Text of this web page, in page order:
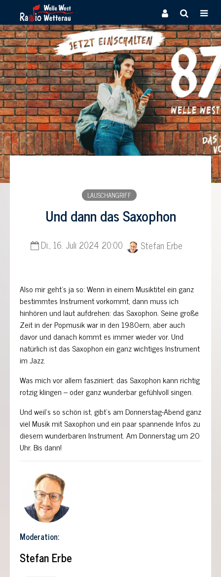
LAUSCHANGRIFF
Und dann das Saxophon
Di., 16. Juli 2024 20:00 Stefan Erbe
Also mir geht’s ja so: Wenn in einem Musiktitel ein ganz
bestimmtes Instrument vorkommt, dann muss ich
hinhören und laut aufdrehen: das Saxophon. Seine große
Zeit in der Popmusik war in den 1980ern, aber auch
davor und danach kommt es immer wieder vor. Und
natürlich ist das Saxophon ein ganz wichtiges Instrument
im Jazz.
Was mich vor allem fasziniert: das Saxophon kann richtig
rotzig klingen – oder ganz wunderbar gefühlvoll singen.
Und weil’s so schön ist, gibt’s am Donnerstag-Abend ganz
viel Musik mit Saxophon und ein paar spannende Infos zu
diesem wunderbaren Instrument. Am Donnerstag um 20
Uhr. Bis dann!
Moderation:
Stefan Erbe